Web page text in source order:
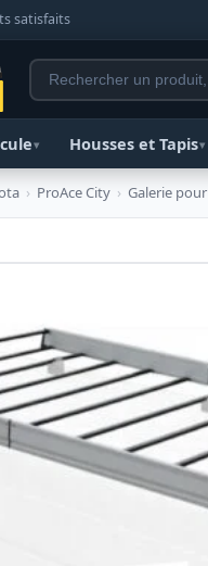
satisfaits
▾ Housses et Tapis▾
› ProAce City › Galerie